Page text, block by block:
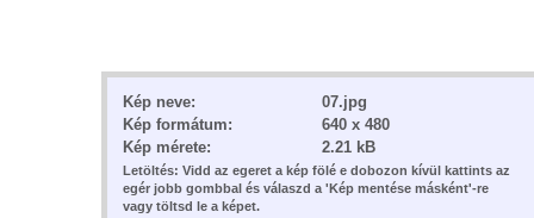
Kép neve:
07.jpg
Kép formátum:
640 x 480
Kép mérete:
2.21 kB
Letöltés: Vidd az egeret a kép fölé e dobozon kívül kattints az
egér jobb gombbal és válaszd a 'Kép mentése másként'-re
vagy töltsd le a képet.